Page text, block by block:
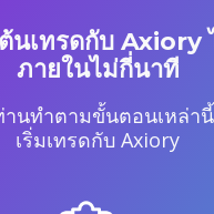
นเทรดกับ Axiory
ภายในไม่กี่นาที
านทำตามขั้นตอนเหล่า
เริ่มเทรดกับ Axiory